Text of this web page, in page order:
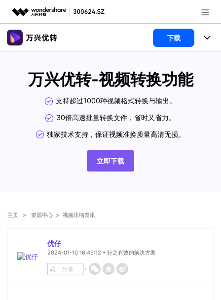
推荐产品
实用工具
新闻中心
加入我们
下载
HDR 视频转换器
格式转换
电脑录屏
帮助中心
技术参数
万兴优转-视频转换功能
支持超过1000种视频格式转换与输出。
30倍高速批量转换文件，省时又省力。
独家技术支持，保证视频准换质量高清无损。
立即下载
主页 > 资源中心 > 视频压缩资讯
优仔
2024-01-10 16:49:12 • 行之有效的解决方案